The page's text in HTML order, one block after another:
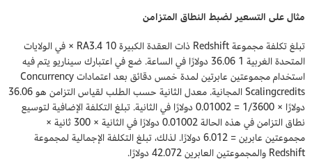
مثال على التسعير لضبط النطاق المتزامن
تبلغ تكلفة مجموعة Redshift ذات العقدة الكبيرة 10 RA3.4 × في الولايات
المتحدة الغربية 1 36.06 دولارًا في الساعة. ضع في اعتبارك سيناريو يتم فيه
استخدام مجموعتين عابرتين لمدة خمس دقائق بعد اعتمادات Concurrency
Scalingcredits المجانية. معدل الثانية حسب الطلب لقياس التزامن هو 36.06
دولارًا × 1/3600 = 0.01002 دولارًا في الثانية. تبلغ التكلفة الإضافية لتوسيع
نطاق التزامن في هذه الحالة 0.01002 دولارًا في الثانية × 300 ثانية ×
مجموعتين عابرين = 6.012 دولارًا. لذلك، تبلغ التكلفة الإجمالية لمجموعة
Redshift والمجموعتين العابرين 42.072 دولارًا.